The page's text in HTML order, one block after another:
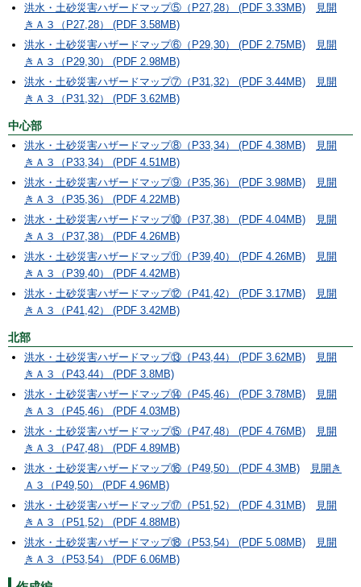
洪水・土砂災害ハザードマップ⑤（P27,28） (PDF 3.33MB)
見開
きＡ３（P27,28） (PDF 3.58MB)
洪水・土砂災害ハザードマップ⑥（P29,30） (PDF 2.75MB)
見開
きＡ３（P29,30） (PDF 2.98MB)
洪水・土砂災害ハザードマップ⑦（P31,32） (PDF 3.44MB)
見開
きＡ３（P31,32） (PDF 3.62MB)
中心部
洪水・土砂災害ハザードマップ⑧（P33,34） (PDF 4.38MB)
見開
きＡ３（P33,34） (PDF 4.51MB)
洪水・土砂災害ハザードマップ⑨（P35,36） (PDF 3.98MB)
見開
きＡ３（P35,36） (PDF 4.22MB)
洪水・土砂災害ハザードマップ⑩（P37,38） (PDF 4.04MB)
見開
きＡ３（P37,38） (PDF 4.26MB)
洪水・土砂災害ハザードマップ⑪（P39,40） (PDF 4.26MB)
見開
きＡ３（P39,40） (PDF 4.42MB)
洪水・土砂災害ハザードマップ⑫（P41,42） (PDF 3.17MB)
見開
きＡ３（P41,42） (PDF 3.42MB)
北部
洪水・土砂災害ハザードマップ⑬（P43,44） (PDF 3.62MB)
見開
きＡ３（P43,44） (PDF 3.8MB)
洪水・土砂災害ハザードマップ⑭（P45,46） (PDF 3.78MB)
見開
きＡ３（P45,46） (PDF 4.03MB)
洪水・土砂災害ハザードマップ⑮（P47,48） (PDF 4.76MB)
見開
きＡ３（P47,48） (PDF 4.89MB)
洪水・土砂災害ハザードマップ⑯（P49,50） (PDF 4.3MB)
見開き
Ａ３（P49,50） (PDF 4.96MB)
洪水・土砂災害ハザードマップ⑰（P51,52） (PDF 4.31MB)
見開
きＡ３（P51,52） (PDF 4.88MB)
洪水・土砂災害ハザードマップ⑱（P53,54） (PDF 5.08MB)
見開
きＡ３（P53,54） (PDF 6.06MB)